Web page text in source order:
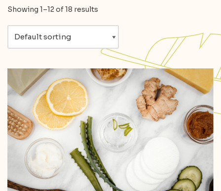
Showing 1–12 of 18 results